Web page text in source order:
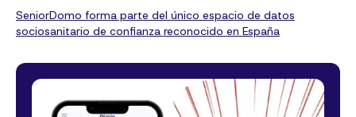
SeniorDomo forma parte del único espacio de datos
sociosanitario de confianza reconocido en España